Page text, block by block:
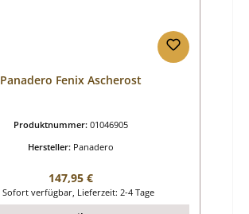
Panadero Fenix Ascherost
Produktnummer: 01046905
Hersteller: Panadero
Regulärer Preis:
147,95 €
Sofort verfügbar, Lieferzeit: 2-4 Tage